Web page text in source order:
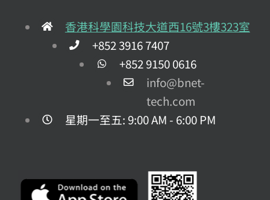
香港科學園科技大道西16號3樓323室
+852 3916 7407
+852 9150 0616
info@bnet-
tech.com
星期一至五: 9:00 AM - 6:00 PM